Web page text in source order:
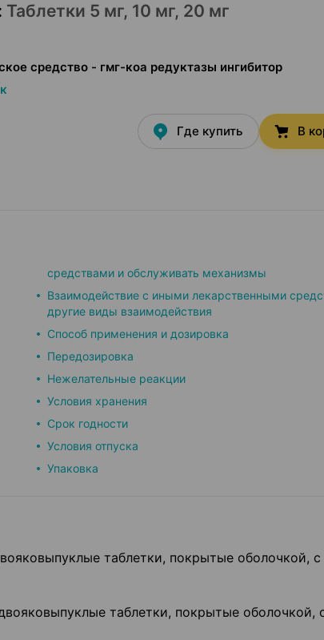
Таблетки 5 мг, 10 мг, 20 мг
средство - гмг-коа редуктазы ингибитор
Где купить В
средствами и обслуживать механизмы
Взаимодействие с иными лекарственными
другие виды взаимодействия
Способ применения и дозировка
Передозировка
Нежелательные реакции
Условия хранения
Срок годности
Условия отпуска
Упаковка
таблетки, покрытые оболочкой, с
таблетки, покрытые оболочкой,